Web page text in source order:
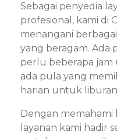
Sebagai penyedia
profesional, kami di
menangani
yang beragam. Ada
perlu beberapa
ada pula yang
harian untuk
Dengan
layanan kami hadir